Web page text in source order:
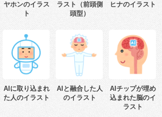
ヤホンのイラス
ト
ラスト（前頭側
頭型）
ヒナのイラスト
AIに取り込まれ
た人のイラスト
AIと融合した人
のイラスト
AIチップが埋め
込まれた脳のイ
ラスト